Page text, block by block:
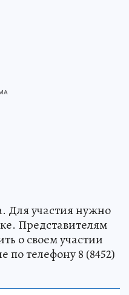
Для участия нужно
Представителям
о своем участии
по телефону 8 (8452)